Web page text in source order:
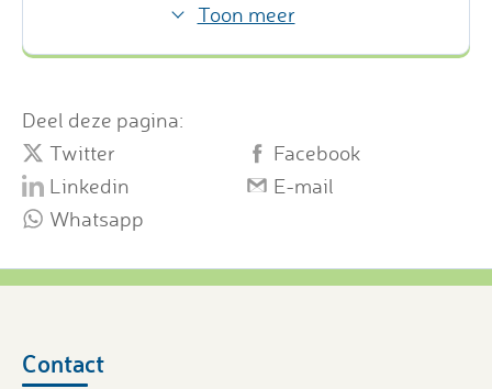
Toon meer
Deel deze pagina:
Twitter
Facebook
Linkedin
E-mail
Whatsapp
Contact